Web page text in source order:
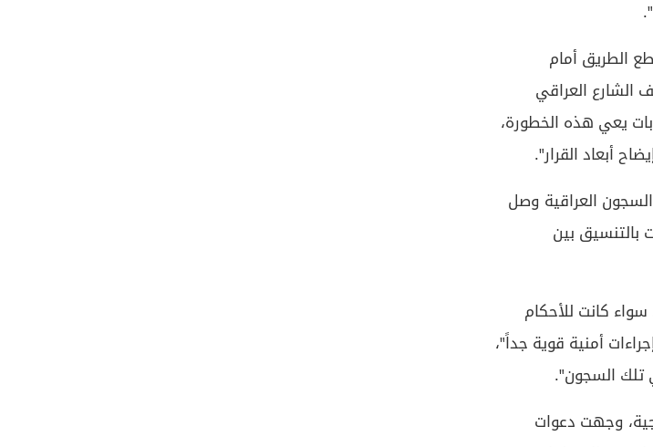
الطريق أمام
الشارع العراقي
بات يعي هذه الخطورة،
أبعاد القرار".
العراقية وصل
تمت بالتنسيق بين
كانت للأحكام
أمنية قوية جداً"،
تلك السجون".
وجهت دعوات